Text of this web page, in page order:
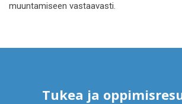
muuntamiseen vastaavasti.
Tukea ja